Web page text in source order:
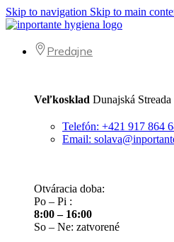
Skip to navigation Skip to main
Predajne
Veľkosklad Dunajská Streada
Telefón: +421 917 864
Email:
Otváracia doba:
Po – Pi :
8:00 – 16:00
So – Ne: zatvorené